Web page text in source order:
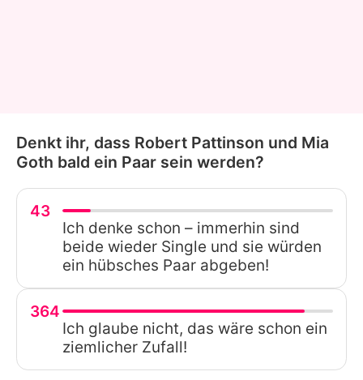
Denkt ihr, dass Robert Pattinson und Mia
Goth bald ein Paar sein werden?
43
Ich denke schon – immerhin sind
beide wieder Single und sie würden
ein hübsches Paar abgeben!
364
Ich glaube nicht, das wäre schon ein
ziemlicher Zufall!